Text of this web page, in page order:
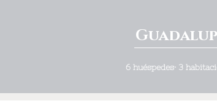
6 huéspedes· 3